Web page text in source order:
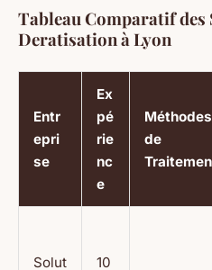
Tableau Comparatif des
Deratisation à Lyon
Entr
epri
se
Ex
pé
rie
nc
e
Méthodes
de
Solut 10